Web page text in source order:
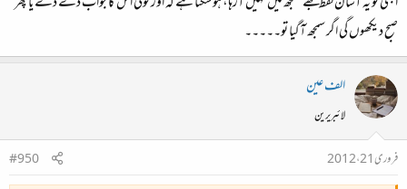
صبح دیکھوں گی اگر سمجھ آگیا تو۔۔۔۔۔
الف عین
لائبریرین
فروری 21، 2012
#950